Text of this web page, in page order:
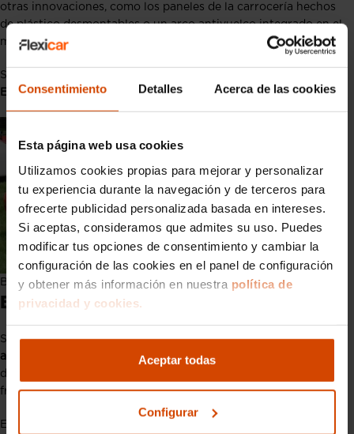
Consentimiento Detalles Acerca de las cookies
Esta página web usa cookies
Utilizamos cookies propias para mejorar y personalizar
tu experiencia durante la navegación y de terceros para
ofrecerte publicidad personalizada basada en intereses.
Si aceptas, consideramos que admites su uso. Puedes
modificar tus opciones de consentimiento y cambiar la
configuración de las cookies en el panel de configuración
y obtener más información en nuestra política de
privacidad y cookies.
Aceptar todas
Configurar
otras innovaciones, como los paneles de la carrocería hechos
de plástico desmontables o un arco antivuelco integrado en el
marco del parabrisas.
Su
E30, por lo que se trataba de un 2,5 litros de 168 CV.
BMW Z1
BMW Z8
Se trata quizás delmodelo más famoso de BMW por su
aparición en
de 007: El Mundo nunca es Suficiente
de 1999 y fue el último coche de la marca en salir en la
franquicia de James Bond antes de la llegada deAston Martin
El desarrollo del BMW Z8 comenzó en el año 1993 y no fue